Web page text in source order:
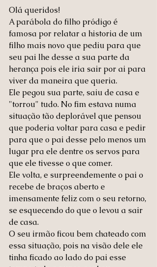
Olá queridos!
A parábola do filho pródigo é
famosa por relatar a historia de um
filho mais novo que pediu para que
seu pai lhe desse a sua parte da
herança pois ele iria sair por ai para
viver da maneira que queria.
Ele pegou sua parte, saiu de casa e
"torrou" tudo. No fim estava numa
situação tão deplorável que pensou
que poderia voltar para casa e pedir
para que o pai desse pelo menos um
lugar pra ele dentre os servos para
que ele tivesse o que comer.
Ele volta, e surpreendemente o pai o
recebe de braços aberto e
imensamente feliz com o seu retorno,
se esquecendo do que o levou a sair
de casa.
O seu irmão ficou bem chateado com
essa situação, pois na visão dele ele
tinha ficado ao lado do pai esse